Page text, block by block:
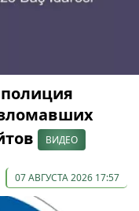
ВИДЕО
07 АВГУСТА 2026 17:57